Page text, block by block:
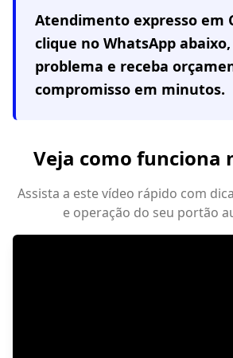
Atendimento expresso em
clique no WhatsApp
problema e receba
compromisso em minutos.
Veja como funciona
Assista a este vídeo rápido com
e operação do seu portão